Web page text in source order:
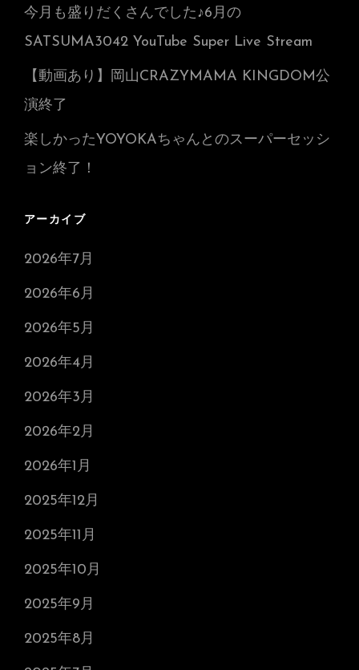
今月も盛りだくさんでした♪6月の
SATSUMA3042 YouTube Super Live Stream
【動画あり】岡山CRAZYMAMA KINGDOM公
演終了
楽しかったYOYOKAちゃんとのスーパーセッシ
ョン終了！
アーカイブ
2026年7月
2026年6月
2026年5月
2026年4月
2026年3月
2026年2月
2026年1月
2025年12月
2025年11月
2025年10月
2025年9月
2025年8月